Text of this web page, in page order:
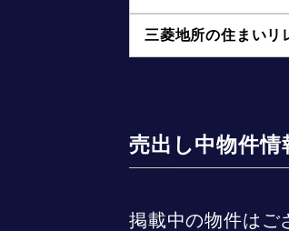
三菱地所の住まいリ
売出し中物件情
掲載中の物件はご